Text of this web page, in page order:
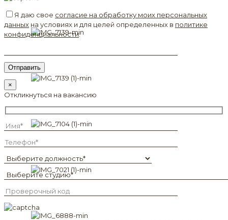
Я даю свое согласие на обработку моих персональных
данных на условиях и для целей определенных в политике
конфиденциальности.
×
Откликнуться на вакансию